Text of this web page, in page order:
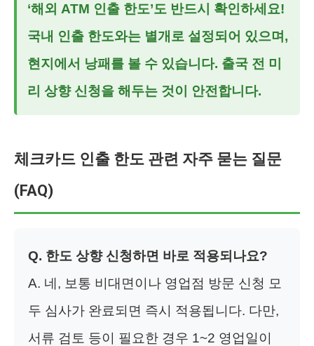
‘해외 ATM 인출 한도’도 반드시 확인하세요!
국내 인출 한도와는 별개로 설정되어 있으며,
현지에서 낭패를 볼 수 있습니다. 출국 전 미
리 상향 신청을 해두는 것이 안전합니다.
체크카드 인출 한도 관련 자주 묻는 질문
(FAQ)
Q. 한도 상향 신청하면 바로 적용되나요?
A. 네, 보통 비대면이나 영업점 방문 신청 모
두 심사가 완료되면 즉시 적용됩니다. 다만,
서류 검토 등이 필요한 경우 1~2 영업일이